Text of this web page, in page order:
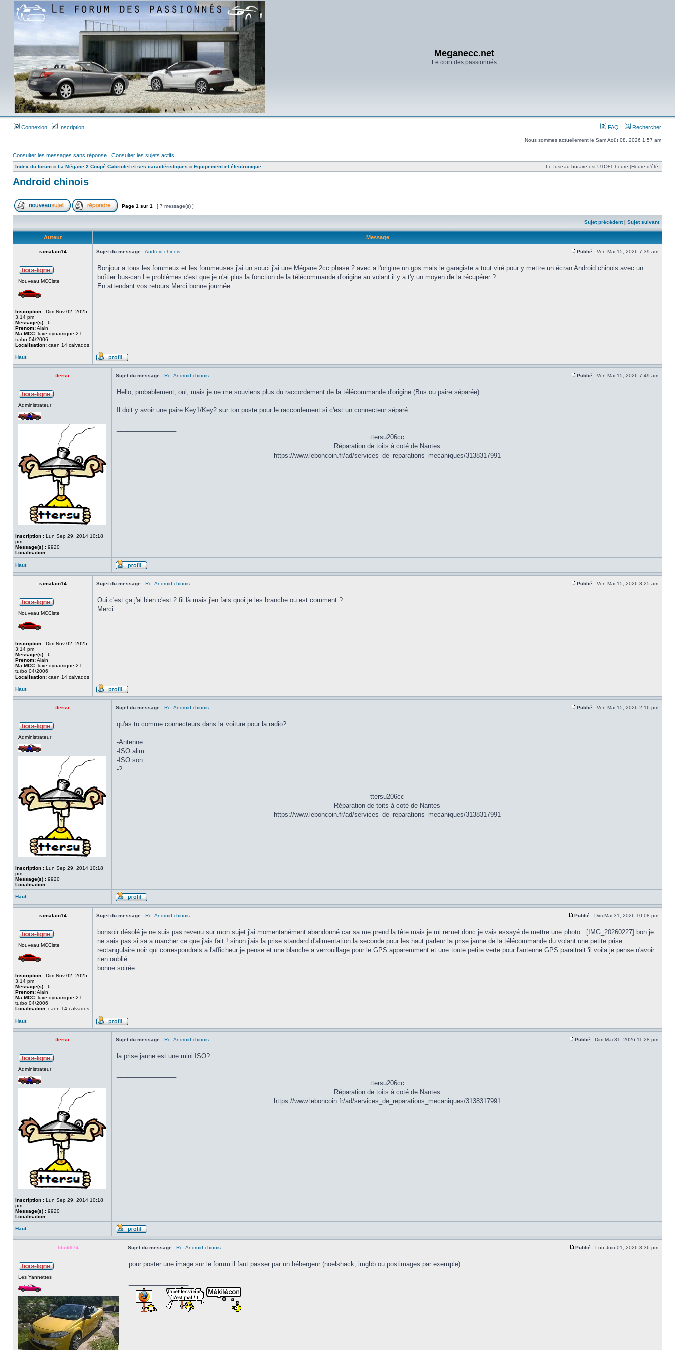
Meganecc.net
Le coin des passionnés
Connexion Inscription FAQ Rechercher
Nous sommes actuellement le Sam Août 08, 2026 1:57 am
Consulter les messages sans réponse | Consulter les sujets actifs
Index du forum » La Mégane 2 Coupé Cabriolet et ses caractéristiques » Equipement et électronique Le fuseau horaire est UTC+1 heure [Heure d’été]
Android chinois
Page 1 sur 1 [ 7 message(s) ]
Sujet précédent| Sujet suivant
Auteur Message
ramalain14 Sujet du message :Android chinois Publié : Ven Mai 15, 2026 7:39 am
Nouveau MCCiste
Inscription : Dim Nov 02, 2025
3:14 pm
Message(s) : 6
Prenom:Alain
Ma MCC: luxe dynamique 2 l.
turbo 04/2006
Localisation: caen 14 calvados
Bonjour a tous les forumeux et les forumeuses j'ai un souci j'ai une Mégane 2cc phase 2 avec a l'origine un gps mais le garagiste a tout viré pour y mettre un écran Android chinois avec un
boîtier bus-can Le problèmes c'est que je n'ai plus la fonction de la télécommande d'origine au volant il y a t'y un moyen de la récupérer ?
En attendant vos retours Merci bonne journée.
Haut
ttersu Sujet du message : Re: Android chinois Publié : Ven Mai 15, 2026 7:49 am
Administrateur
Inscription : Lun Sep 29, 2014 10:18
pm
Message(s) : 9920
Localisation:
Hello, probablement, oui, mais je ne me souviens plus du raccordement de la télécommande d'origine (Bus ou paire séparée).
Il doit y avoir une paire Key1/Key2 sur ton poste pour le raccordement si c'est un connecteur séparé
ttersu206cc
Réparation de toits à coté de Nantes
https://www.leboncoin.fr/ad/services_de_reparations_mecaniques/3138317991
Haut
ramalain14 Sujet du message : Re: Android chinois Publié : Ven Mai 15, 2026 8:25 am
Nouveau MCCiste
Inscription : Dim Nov 02, 2025
3:14 pm
Message(s) : 6
Prenom:Alain
Ma MCC: luxe dynamique 2 l.
turbo 04/2006
Localisation: caen 14 calvados
Oui c'est ça j'ai bien c'est 2 fil là mais j'en fais quoi je les branche ou est comment ?
Merci.
Haut
ttersu Sujet du message : Re: Android chinois Publié : Ven Mai 15, 2026 2:16 pm
Administrateur
Inscription : Lun Sep 29, 2014 10:18
pm
Message(s) : 9920
Localisation:
qu'as tu comme connecteurs dans la voiture pour la radio?
-Antenne
-ISO alim
-ISO son
-?
ttersu206cc
Réparation de toits à coté de Nantes
https://www.leboncoin.fr/ad/services_de_reparations_mecaniques/3138317991
Haut
ramalain14 Sujet du message : Re: Android chinois Publié : Dim Mai 31, 2026 10:08 pm
Nouveau MCCiste
Inscription : Dim Nov 02, 2025
3:14 pm
Message(s) : 6
Prenom:Alain
Ma MCC: luxe dynamique 2 l.
turbo 04/2006
Localisation: caen 14 calvados
bonsoir désolé je ne suis pas revenu sur mon sujet j'ai momentanément abandonné car sa me prend la tête mais je mi remet donc je vais essayé de mettre une photo : [IMG_20260227] bon je
ne sais pas si sa a marcher ce que j'ais fait ! sinon j'ais la prise standard d'alimentation la seconde pour les haut parleur la prise jaune de la télécommande du volant une petite prise
rectangulaire noir qui correspondrais a l'afficheur je pense et une blanche a verrouillage pour le GPS apparemment et une toute petite verte pour l'antenne GPS paraitrait 'il voila je pense n'avoir
rien oublié .
bonne soirée .
Haut
ttersu Sujet du message : Re: Android chinois Publié : Dim Mai 31, 2026 11:28 pm
Administrateur
Inscription : Lun Sep 29, 2014 10:18
pm
Message(s) : 9920
Localisation:
la prise jaune est une mini ISO?
ttersu206cc
Réparation de toits à coté de Nantes
https://www.leboncoin.fr/ad/services_de_reparations_mecaniques/3138317991
Haut
blink974 Sujet du message : Re: Android chinois Publié : Lun Juin 01, 2026 8:36 pm
Les Yannettes
pour poster une image sur le forum il faut passer par un hébergeur (noelshack, imgbb ou postimages par exemple)